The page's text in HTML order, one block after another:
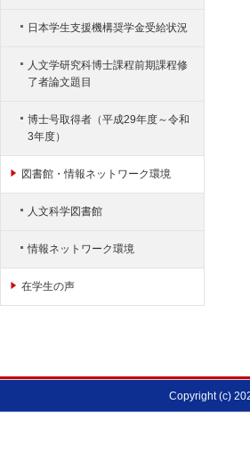
日本学生支援機構奨学金受給状況
人文学研究科博士課程前期課程修
了者論文題目
博士号取得者（平成29年度～令和
3年度）
図書館・情報ネットワーク環境
人文科学図書館
情報ネットワーク環境
在学生の声
Copyright (c)